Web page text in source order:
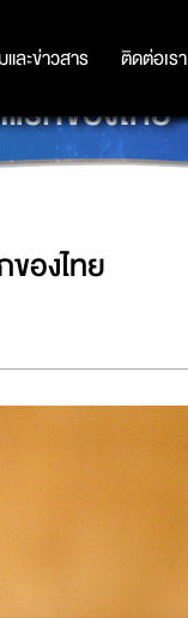
และข่าวสาร ติดต่อเรา
ละข่าวสาร ติดต่อเรา
รกของไทย
องไทย